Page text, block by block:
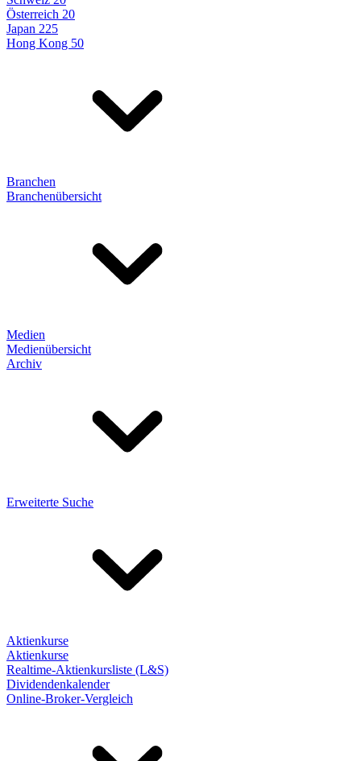
Österreich 20
Japan 225
Hong Kong 50
Branchen
Branchenübersicht
Medien
Medienübersicht
Archiv
Erweiterte Suche
Aktienkurse
Aktienkurse
Realtime-Aktienkursliste (L&S)
Dividendenkalender
Online-Broker-Vergleich